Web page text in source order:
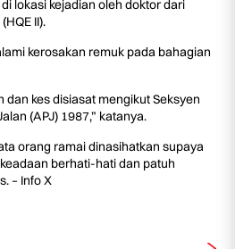
lokasi kejadian oleh doktor dari
II).
kerosakan remuk pada bahagian
dan kes disiasat mengikut Seksyen
(APJ) 1987,” katanya.
orang ramai dinasihatkan supaya
berhati-hati dan patuh
– Info X